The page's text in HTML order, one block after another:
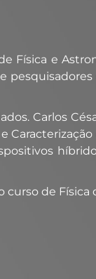
Física e
pesquisadores
Carlos
de Física